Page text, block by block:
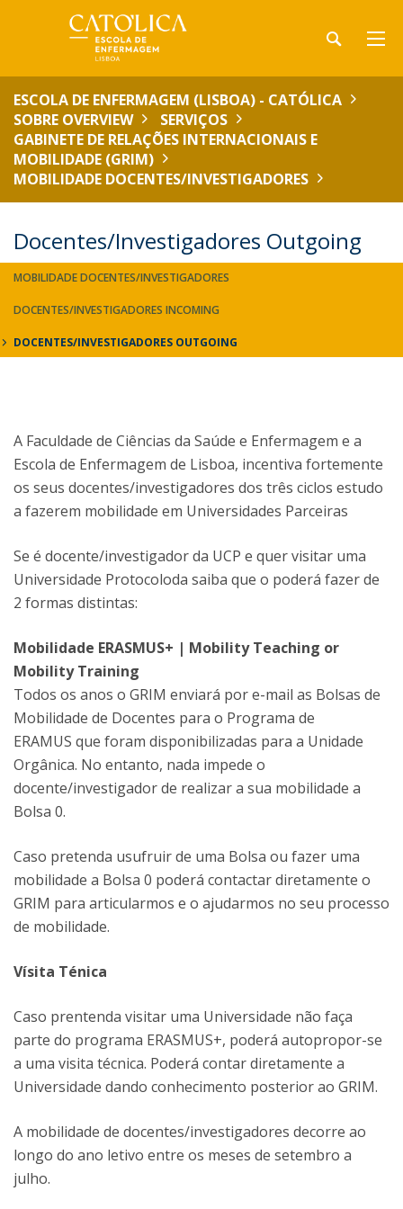
ESCOLA DE ENFERMAGEM (LISBOA) - CATÓLICA
SOBRE OVERVIEW
SERVIÇOS
GABINETE DE RELAÇÕES INTERNACIONAIS E
MOBILIDADE (GRIM)
MOBILIDADE DOCENTES/INVESTIGADORES
Docentes/Investigadores Outgoing
MOBILIDADE DOCENTES/INVESTIGADORES
DOCENTES/INVESTIGADORES INCOMING
DOCENTES/INVESTIGADORES OUTGOING
A Faculdade de Ciências da Saúde e Enfermagem e a
Escola de Enfermagem de Lisboa, incentiva fortemente
os seus docentes/investigadores dos três ciclos estudo
a fazerem mobilidade em Universidades Parceiras
Se é docente/investigador da UCP e quer visitar uma
Universidade Protocoloda saiba que o poderá fazer de
2 formas distintas:
Mobilidade ERASMUS+ | Mobility Teaching or
Mobility Training
Todos os anos o GRIM enviará por e-mail as Bolsas de
Mobilidade de Docentes para o Programa de
ERAMUS que foram disponibilizadas para a Unidade
Orgânica. No entanto, nada impede o
docente/investigador de realizar a sua mobilidade a
Bolsa 0.
Caso pretenda usufruir de uma Bolsa ou fazer uma
mobilidade a Bolsa 0 poderá contactar diretamente o
GRIM para articularmos e o ajudarmos no seu processo
de mobilidade.
Vísita Ténica
Caso prentenda visitar uma Universidade não faça
parte do programa ERASMUS+, poderá autopropor-se
a uma visita técnica. Poderá contar diretamente a
Universidade dando conhecimento posterior ao GRIM.
A mobilidade de docentes/investigadores decorre ao
longo do ano letivo entre os meses de setembro a
julho.